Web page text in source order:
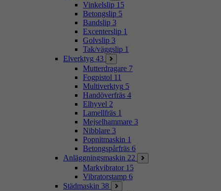
Vinkelslip 15
Betongslip 5
Bandslip 3
Excenterslip 1
Golvslip 3
Tak/väggslip 1
Elverktyg 43
Mutterdragare 7
Fogpistol 11
Multiverktyg 5
Handöverfräs 4
Elhyvel 2
Lamellfräs 1
Mejselhammare 3
Nibblare 3
Popnitmaskin 1
Betongspårfräs 6
Anläggningsmaskin 22
Markvibrator 15
Vibratorstamp 6
Städmaskin 38